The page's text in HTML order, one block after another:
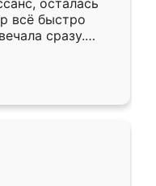
осталась
всё быстро
сразу.
подошёл к
Собрали
даже